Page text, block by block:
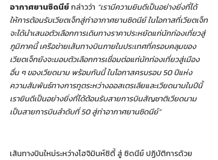
อากาศยานซิดนีย์กล่าวว่า “เรามีความยินดีเป็นอย่างยิ่งที่ได้
ให้การต้อนรับเวียตเจ็ทสู่ท่าอากาศยานซิดนีย์ ในโอกาสที่เวียตเจ็ท
จะได้นำเสนอตัวเลือกการเดินทางราคาประหยัดแก่นักท่องเที่ยวสู่
ภูมิภาคนี้ เครือข่ายเส้นทางบินภายในประเทศที่ครอบคลุมของ
เวียตเจ็ทยังจะมอบตัวเลือกการเชื่อมต่อแก่นักท่องเที่ยวสู่เมือง
อื่น ๆ ของเวียดนาม พร้อมกันนี้ ในโอกาสครบรอบ 50 ปีแห่ง
ความสัมพันธ์ทางการทูตระหว่างออสเตรเลียและเวียดนามในปีนี้
เรายินดีเป็นอย่างยิ่งที่ได้ต้อนรับสายการบินสัญชาติเวียดนาม
เป็นสายการบินลำดับที่ 50 สู่ท่าอากาศยานซิดนีย์”
เส้นทางบินใหม่ระหว่างโฮจิมินห์ซิตี้ สู่ ซิดนีย์ ปฏิบัติการด้วย